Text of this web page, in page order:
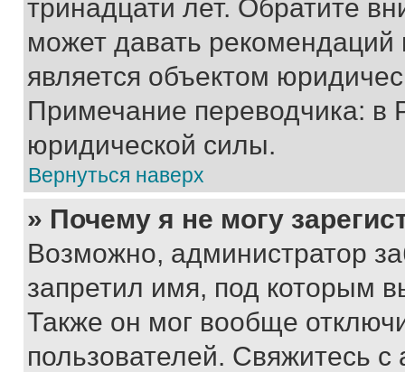
тринадцати лет. Обратите
может давать
является объектом
Примечание переводчика: в
юридической силы.
Вернуться наверх
» Почему я не могу
Возможно, администратор
запретил имя, под которым
Также он мог вообще
пользователей. Свяжитесь